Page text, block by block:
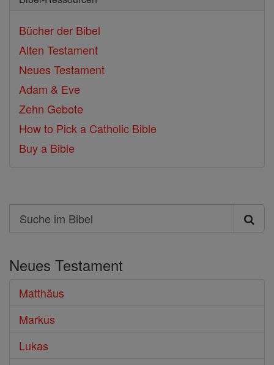
Bücher der Bibel
Alten Testament
Neues Testament
Adam & Eve
Zehn Gebote
How to Pick a Catholic Bible
Buy a Bible
Search
Suche
Bibel
Neues Testament
Matthäus
Markus
Lukas